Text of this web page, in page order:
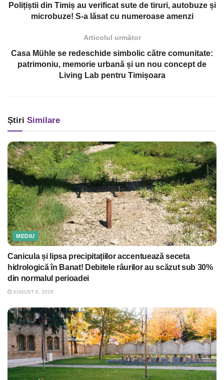
Polițiștii din Timiș au verificat sute de tiruri, autobuze și
microbuze! S-a lăsat cu numeroase amenzi
Articolul următor
Casa Mühle se redeschide simbolic către comunitate:
patrimoniu, memorie urbană și un nou concept de
Living Lab pentru Timișoara
Știri Similare
MEDIU
Canicula și lipsa precipitațiilor accentuează seceta
hidrologică în Banat! Debitele râurilor au scăzut sub 30%
din normalul perioadei
AUGUST 6, 2026